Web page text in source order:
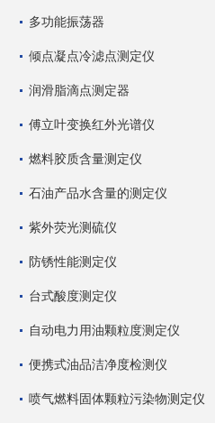
多功能振荡器
倾点凝点冷滤点测定仪
润滑脂滴点测定器
傅立叶变换红外光谱仪
燃料胶质含量测定仪
石油产品水含量的测定仪
紫外荧光测硫仪
防锈性能测定仪
台式酸度测定仪
自动电力用油颗粒度测定仪
便携式油品洁净度检测仪
喷气燃料固体颗粒污染物测定仪